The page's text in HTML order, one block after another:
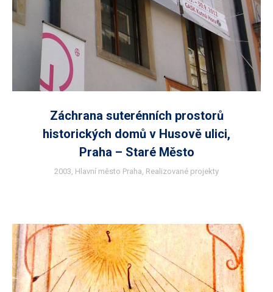
Záchrana suterénních prostorů
historických domů v Husově ulici,
Praha – Staré Město
2003 Hlavní město Praha Realizované projekty